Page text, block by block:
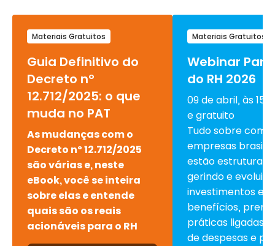
Materiais Gratuitos
Guia Definitivo do
Decreto nº
12.712/2025: o que
muda no PAT
As mudanças com o
Decreto nº 12.712/2025
são várias e, neste
eBook, você se inteira
sobre elas e entende
quais são os reais
acionáveis para o RH
Materiais Gratuitos
Webinar
do RH 2026
09 de abril, às
e gratuito
Tudo sobre como
empresas
estão
gerindo e
investimentos em
benefícios,
práticas ligadas
de despesas e